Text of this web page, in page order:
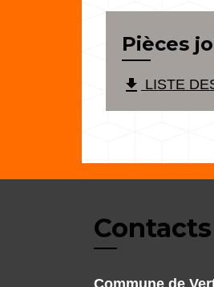
Pièces
file_download LISTE
Contacts